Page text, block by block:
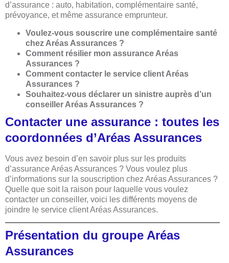
d’assurance : auto, habitation, complémentaire santé,
prévoyance, et même assurance emprunteur.
Voulez-vous souscrire une complémentaire santé
chez Aréas Assurances ?
Comment résilier mon assurance Aréas
Assurances ?
Comment contacter le service client Aréas
Assurances ?
Souhaitez-vous déclarer un sinistre auprès d’un
conseiller Aréas Assurances ?
Contacter une assurance : toutes les
coordonnées d’Aréas Assurances
Vous avez besoin d’en savoir plus sur les produits
d’assurance Aréas Assurances ? Vous voulez plus
d’informations sur la souscription chez Aréas Assurances ?
Quelle que soit la raison pour laquelle vous voulez
contacter un conseiller, voici les différents moyens de
joindre le service client Aréas Assurances.
Présentation du groupe Aréas
Assurances